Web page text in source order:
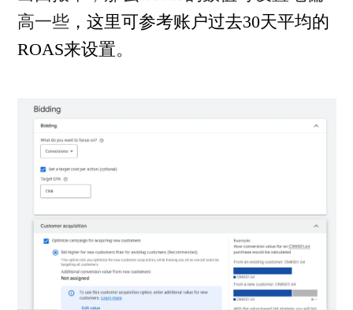
高一些， 这里可参考账户过去30天平均的
ROAS来设置。